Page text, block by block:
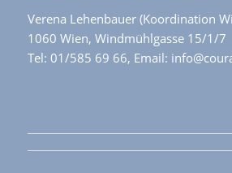
Verena Lehenbauer (Koordination
1060 Wien, Windmühlgasse 15/1/7
Tel: 01/585 69 66, Email: